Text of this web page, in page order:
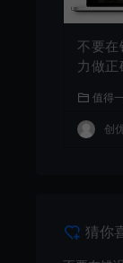
不要在
力做正
值得
创
猜你